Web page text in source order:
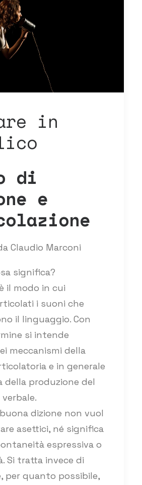
in
di
e
Claudio Marconi
significa?
il modo in cui
i suoni che
il linguaggio. Con
si intende
meccanismi della
e in generale
della produzione del
dizione non vuol
asettici, né significa
espressiva o
Si tratta invece di
per quanto possibile,